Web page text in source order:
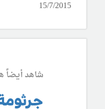
15/7/2015
شاهد أيضاً